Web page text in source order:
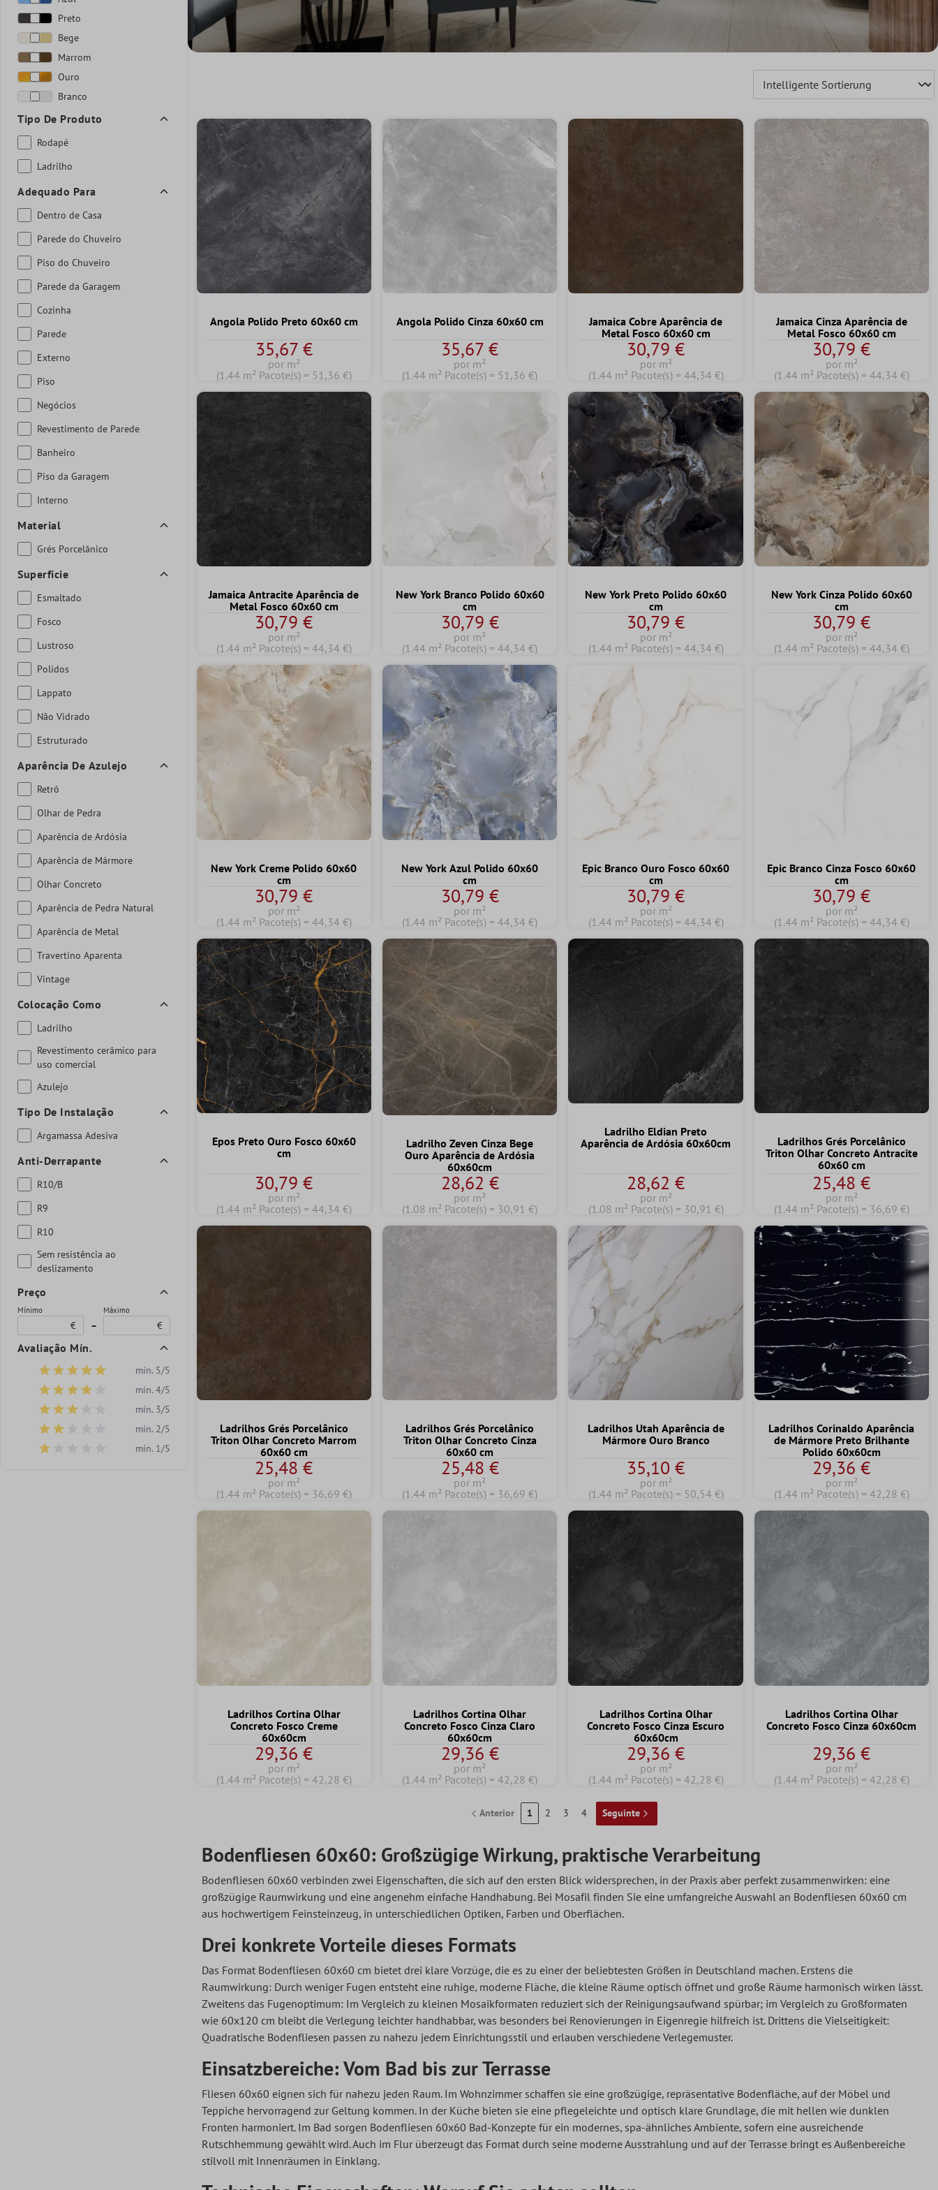
Preto
Bege
Marrom
Ouro
Branco
Tipo De Produto
Rodapé
Ladrilho
Adequado Para
Dentro de Casa
Parede do Chuveiro
Piso do Chuveiro
Parede da Garagem
Cozinha
Parede
Externo
Piso
Negócios
Revestimento de Parede
Banheiro
Piso da Garagem
Interno
Material
Grés Porcelânico
Superfície
Esmaltado
Fosco
Lustroso
Polidos
Lappato
Não Vidrado
Estruturado
Aparência De Azulejo
Retrô
Olhar de Pedra
Aparência de Ardósia
Aparência de Mármore
Olhar Concreto
Aparência de Pedra Natural
Aparência de Metal
Travertino Aparenta
Vintage
Colocação Como
Ladrilho
Revestimento cerâmico para
uso comercial
Azulejo
Tipo De Instalação
Argamassa Adesiva
Anti-Derrapante
R10/B
R9
R10
Sem resistência ao
deslizamento
Preço
Mínimo
€ –
Máximo
€
Avaliação Mín.
Adicionar filtro: Classificação mínima de 5 de 5 estrelas
mín. 5/5
Adicionar filtro: Classificação mínima de 4 de 5 estrelas
mín. 4/5
Adicionar filtro: Classificação mínima de 3 de 5 estrelas
mín. 3/5
Adicionar filtro: Classificação mínima de 2 de 5 estrelas
mín. 2/5
Adicionar filtro: Classificação mínima de 1 de 5 estrelas
mín. 1/5
Angola Polido Preto 60x60 cm
35,67 €
por m²
(1.44 m² Pacote(s) = 51,36 €)
Angola Polido Cinza 60x60 cm
35,67 €
por m²
(1.44 m² Pacote(s) = 51,36 €)
Jamaica Cobre Aparência de
Metal Fosco 60x60 cm
30,79 €
por m²
(1.44 m² Pacote(s) = 44,34 €)
Jamaica Cinza Aparência de
Metal Fosco 60x60 cm
30,79 €
por m²
(1.44 m² Pacote(s) = 44,34 €)
Jamaica Antracite Aparência de
Metal Fosco 60x60 cm
30,79 €
por m²
(1.44 m² Pacote(s) = 44,34 €)
New York Branco Polido 60x60
cm
30,79 €
por m²
(1.44 m² Pacote(s) = 44,34 €)
New York Preto Polido 60x60
cm
30,79 €
por m²
(1.44 m² Pacote(s) = 44,34 €)
New York Cinza Polido 60x60
cm
30,79 €
por m²
(1.44 m² Pacote(s) = 44,34 €)
New York Creme Polido 60x60
cm
30,79 €
por m²
(1.44 m² Pacote(s) = 44,34 €)
New York Azul Polido 60x60
cm
30,79 €
por m²
(1.44 m² Pacote(s) = 44,34 €)
Epic Branco Ouro Fosco 60x60
cm
30,79 €
por m²
(1.44 m² Pacote(s) = 44,34 €)
Epic Branco Cinza Fosco 60x60
cm
30,79 €
por m²
(1.44 m² Pacote(s) = 44,34 €)
Epos Preto Ouro Fosco 60x60
cm
30,79 €
por m²
(1.44 m² Pacote(s) = 44,34 €)
Ladrilho Zeven Cinza Bege
Ouro Aparência de Ardósia
60x60cm
28,62 €
por m²
(1.08 m² Pacote(s) = 30,91 €)
Ladrilho Eldian Preto
Aparência de Ardósia 60x60cm
28,62 €
por m²
(1.08 m² Pacote(s) = 30,91 €)
Ladrilhos Grés Porcelânico
Triton Olhar Concreto Antracite
60x60 cm
25,48 €
por m²
(1.44 m² Pacote(s) = 36,69 €)
Ladrilhos Grés Porcelânico
Triton Olhar Concreto Marrom
60x60 cm
25,48 €
por m²
(1.44 m² Pacote(s) = 36,69 €)
Ladrilhos Grés Porcelânico
Triton Olhar Concreto Cinza
60x60 cm
25,48 €
por m²
(1.44 m² Pacote(s) = 36,69 €)
Ladrilhos Utah Aparência de
Mármore Ouro Branco
35,10 €
por m²
(1.44 m² Pacote(s) = 50,54 €)
Ladrilhos Corinaldo Aparência
de Mármore Preto Brilhante
Polido 60x60cm
29,36 €
por m²
(1.44 m² Pacote(s) = 42,28 €)
Ladrilhos Cortina Olhar
Concreto Fosco Creme
60x60cm
29,36 €
por m²
(1.44 m² Pacote(s) = 42,28 €)
Ladrilhos Cortina Olhar
Concreto Fosco Cinza Claro
60x60cm
29,36 €
por m²
(1.44 m² Pacote(s) = 42,28 €)
Ladrilhos Cortina Olhar
Concreto Fosco Cinza Escuro
60x60cm
29,36 €
por m²
(1.44 m² Pacote(s) = 42,28 €)
Ladrilhos Cortina Olhar
Concreto Fosco Cinza 60x60cm
29,36 €
por m²
(1.44 m² Pacote(s) = 42,28 €)
Anterior 1 2 3 4 Seguinte
Bodenfliesen 60x60: Großzügige Wirkung, praktische Verarbeitung
Bodenfliesen 60x60 verbinden zwei Eigenschaften, die sich auf den ersten Blick widersprechen, in der Praxis aber perfekt zusammenwirken: eine
großzügige Raumwirkung und eine angenehm einfache Handhabung. Bei Mosafil finden Sie eine umfangreiche Auswahl an Bodenfliesen 60x60 cm
aus hochwertigem Feinsteinzeug, in unterschiedlichen Optiken, Farben und Oberflächen.
Drei konkrete Vorteile dieses Formats
Das Format Bodenfliesen 60x60 cm bietet drei klare Vorzüge, die es zu einer der beliebtesten Größen in Deutschland machen. Erstens die
Raumwirkung: Durch weniger Fugen entsteht eine ruhige, moderne Fläche, die kleine Räume optisch öffnet und große Räume harmonisch wirken lässt.
Zweitens das Fugenoptimum: Im Vergleich zu kleinen Mosaikformaten reduziert sich der Reinigungsaufwand spürbar; im Vergleich zu Großformaten
wie 60x120 cm bleibt die Verlegung leichter handhabbar, was besonders bei Renovierungen in Eigenregie hilfreich ist. Drittens die Vielseitigkeit:
Quadratische Bodenfliesen passen zu nahezu jedem Einrichtungsstil und erlauben verschiedene Verlegemuster.
Einsatzbereiche: Vom Bad bis zur Terrasse
Fliesen 60x60 eignen sich für nahezu jeden Raum. Im Wohnzimmer schaffen sie eine großzügige, repräsentative Bodenfläche, auf der Möbel und
Teppiche hervorragend zur Geltung kommen. In der Küche bieten sie eine pflegeleichte und optisch klare Grundlage, die mit hellen wie dunklen
Fronten harmoniert. Im Bad sorgen Bodenfliesen 60x60 Bad-Konzepte für ein modernes, spa-ähnliches Ambiente, sofern eine ausreichende
Rutschhemmung gewählt wird. Auch im Flur überzeugt das Format durch seine moderne Ausstrahlung und auf der Terrasse bringt es Außenbereiche
stilvoll mit Innenräumen in Einklang.